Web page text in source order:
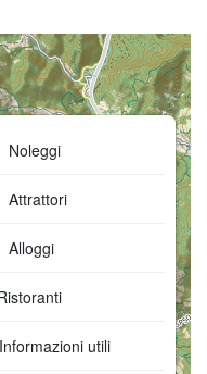
Noleggi
Attrattori
Alloggi
Informazioni utili